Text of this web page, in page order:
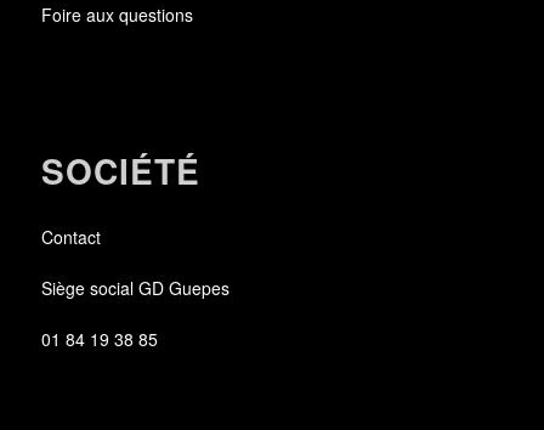
Foire aux questions
SOCIÉTÉ
Contact
Siège social GD Guepes
01 84 19 38 85